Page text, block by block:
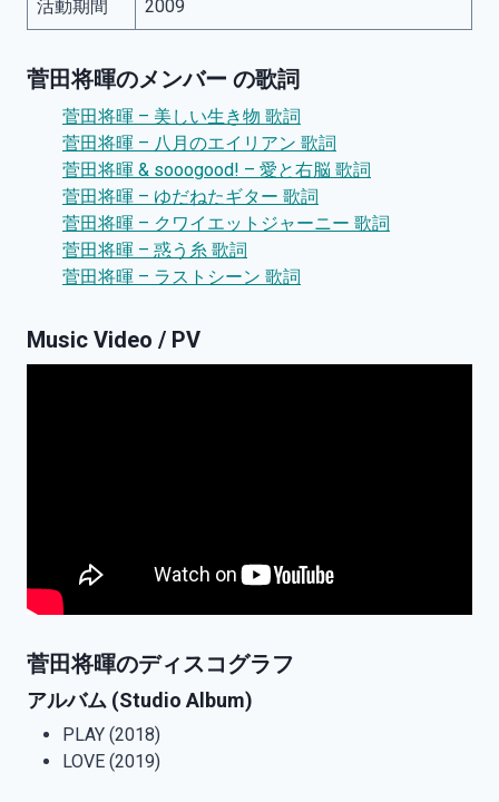
活動期間 2009
菅田将暉のメンバー の歌詞
菅田将暉 – 美しい生き物 歌詞
菅田将暉 – 八月のエイリアン 歌詞
菅田将暉 & sooogood! – 愛と右脳 歌詞
菅田将暉 – ゆだねたギター 歌詞
菅田将暉 – クワイエットジャーニー 歌詞
菅田将暉 – 惑う糸 歌詞
菅田将暉 – ラストシーン 歌詞
Music Video / PV
菅田将暉のディスコグラフ
アルバム (Studio Album)
PLAY (2018)
LOVE (2019)